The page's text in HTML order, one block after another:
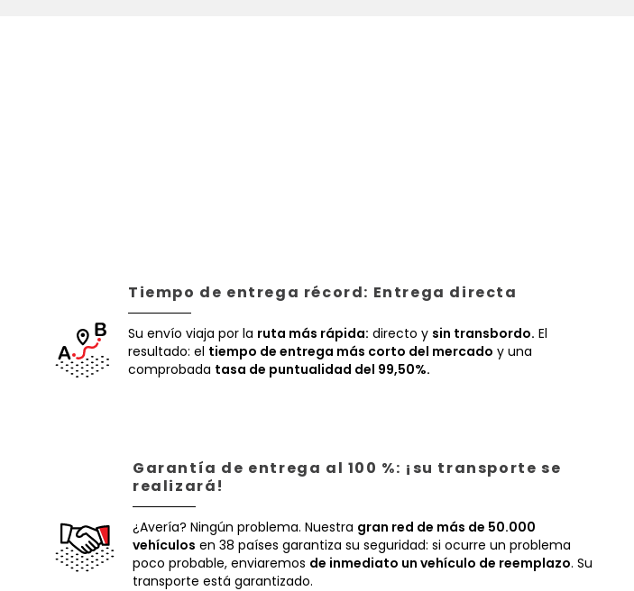
Tiempo de entrega récord: Entrega directa
Su envío viaja por la ruta más rápida: directo y sin transbordo. El
resultado: el tiempo de entrega más corto del mercado y una
comprobada tasa de puntualidad del 99,50%.
Garantía de entrega al 100 %: ¡su transporte se
realizará!
¿Avería? Ningún problema. Nuestra gran red de más de 50.000
vehículos en 38 países garantiza su seguridad: si ocurre un problema
poco probable, enviaremos de inmediato un vehículo de reemplazo. Su
transporte está garantizado.